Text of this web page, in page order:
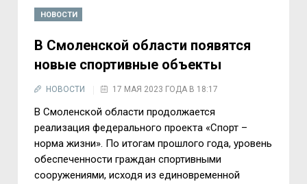
НОВОСТИ
В Смоленской области появятся
новые спортивные объекты
НОВОСТИ 17 МАЯ 2023 ГОДА В 18:17
В Смоленской области продолжается
реализация федерального проекта «Спорт –
норма жизни». По итогам прошлого года, уровень
обеспеченности граждан спортивными
сооружениями, исходя из единовременной